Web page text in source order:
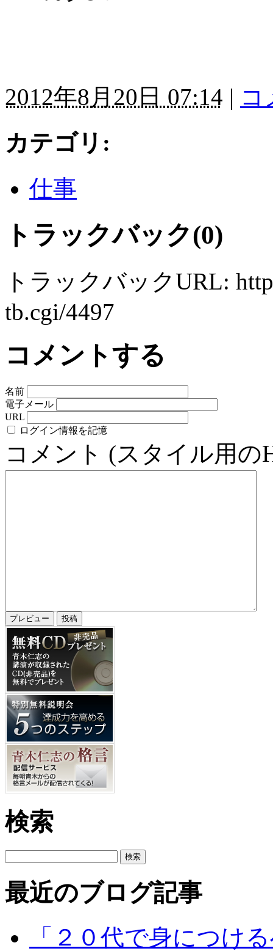
2012年8月20日 07:14 | コ
カテゴリ :
仕事
トラックバック(0)
トラックバックURL:
tb.cgi/4497
コメントする
名前
電子メール
URL
ログイン情報を記憶
コメント (スタイル用
検索
最近のブログ記事
「２０代で身につけ